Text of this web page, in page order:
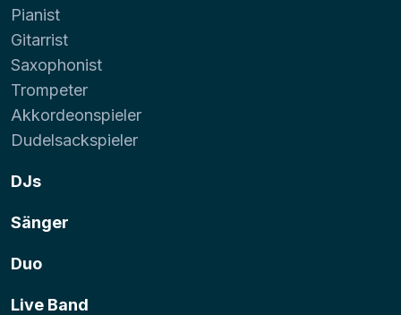
Pianist
Gitarrist
Saxophonist
Trompeter
Akkordeonspieler
Dudelsackspieler
DJs
Sänger
Duo
Live Band